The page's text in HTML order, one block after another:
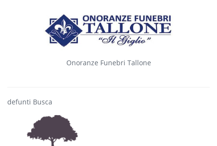
Onoranze Funebri Tallone
defunti Busca